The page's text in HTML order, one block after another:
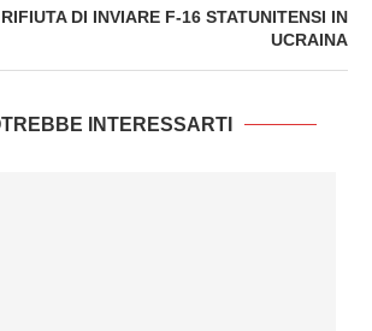
DI INVIARE F-16 STATUNITENSI IN
UCRAINA
INTERESSARTI